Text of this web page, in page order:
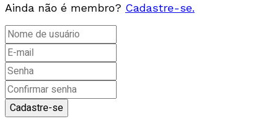
Ainda não é membro? Cadastre-se.